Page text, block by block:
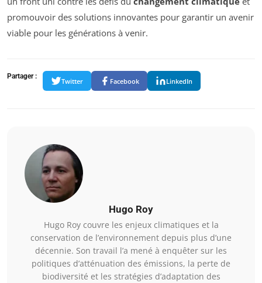
promouvoir des solutions innovantes pour garantir un avenir
viable pour les générations à venir.
Partager :
Twitter Facebook LinkedIn
Hugo Roy
Hugo Roy couvre les enjeux climatiques et la
conservation de l’environnement depuis plus d’une
décennie. Son travail l’a mené à enquêter sur les
politiques d’atténuation des émissions, la perte de
biodiversité et les stratégies d’adaptation des